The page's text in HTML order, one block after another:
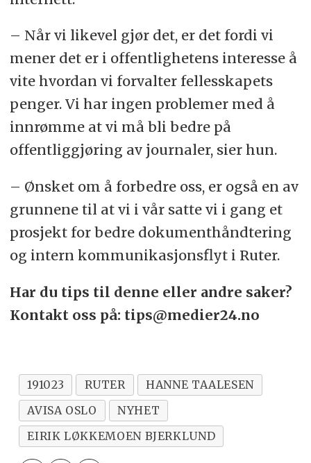
– Når vi likevel gjør det, er det fordi vi
mener det er i offentlighetens interesse å
vite hvordan vi forvalter fellesskapets
penger. Vi har ingen problemer med å
innrømme at vi må bli bedre på
offentliggjøring av journaler, sier hun.
– Ønsket om å forbedre oss, er også en av
grunnene til at vi i vår satte vi i gang et
prosjekt for bedre dokumenthåndtering
og intern kommunikasjonsflyt i Ruter.
Har du tips til denne eller andre saker?
Kontakt oss på: tips@medier24.no
191023 RUTER
HANNE TAALESEN
AVISA OSLO
NYHET
EIRIK LØKKEMOEN BJERKLUND